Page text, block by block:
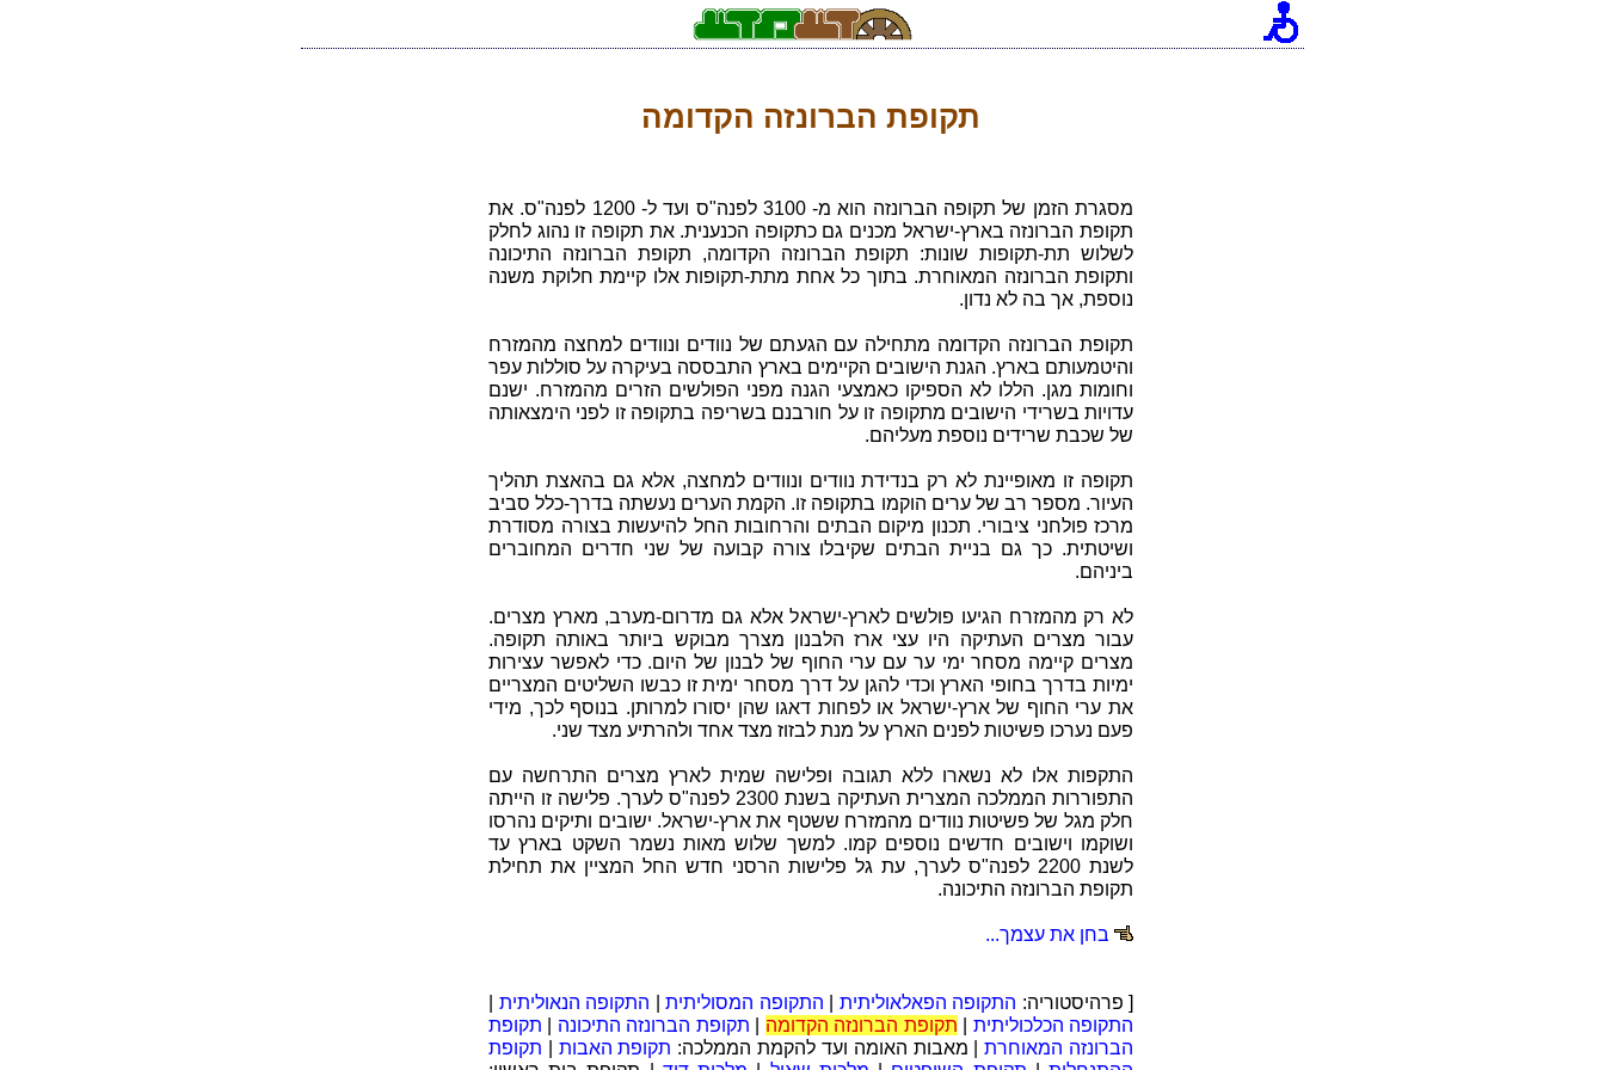
תקופת הברונזה הקדומה
מסגרת הזמן של תקופה הברונזה הוא מ- 3100 לפנה"ס ועד ל- 1200 לפנה"ס. את
תקופת הברונזה בארץ-ישראל מכנים גם כתקופה הכנענית. את תקופה זו נהוג לחלק
לשלוש תת-תקופות שונות: תקופת הברונזה הקדומה, תקופת הברונזה התיכונה
ותקופת הברונזה המאוחרת. בתוך כל אחת מתת-תקופות אלו קיימת חלוקת משנה
נוספת, אך בה לא נדון.
תקופת הברונזה הקדומה מתחילה עם הגעתם של נוודים ונוודים למחצה מהמזרח
והיטמעותם בארץ. הגנת הישובים הקיימים בארץ התבססה בעיקרה על סוללות עפר
וחומות מגן. הללו לא הספיקו כאמצעי הגנה מפני הפולשים הזרים מהמזרח. ישנם
עדויות בשרידי הישובים מתקופה זו על חורבנם בשריפה בתקופה זו לפני הימצאותה
של שכבת שרידים נוספת מעליהם.
תקופה זו מאופיינת לא רק בנדידת נוודים ונוודים למחצה, אלא גם בהאצת תהליך
העיור. מספר רב של ערים הוקמו בתקופה זו. הקמת הערים נעשתה בדרך-כלל סביב
מרכז פולחני ציבורי. תכנון מיקום הבתים והרחובות החל להיעשות בצורה מסודרת
ושיטתית. כך גם בניית הבתים שקיבלו צורה קבועה של שני חדרים המחוברים
ביניהם.
לא רק מהמזרח הגיעו פולשים לארץ-ישראל אלא גם מדרום-מערב, מארץ מצרים.
עבור מצרים העתיקה היו עצי ארז הלבנון מצרך מבוקש ביותר באותה תקופה.
מצרים קיימה מסחר ימי ער עם ערי החוף של לבנון של היום. כדי לאפשר עצירות
ימיות בדרך בחופי הארץ וכדי להגן על דרך מסחר ימית זו כבשו השליטים המצריים
את ערי החוף של ארץ-ישראל או לפחות דאגו שהן יסורו למרותן. בנוסף לכך, מידי
פעם נערכו פשיטות לפנים הארץ על מנת לבזוז מצד אחד ולהרתיע מצד שני.
התקפות אלו לא נשארו ללא תגובה ופלישה שמית לארץ מצרים התרחשה עם
התפוררות הממלכה המצרית העתיקה בשנת 2300 לפנה"ס לערך. פלישה זו הייתה
חלק מגל של פשיטות נוודים מהמזרח ששטף את ארץ-ישראל. ישובים ותיקים נהרסו
ושוקמו וישובים חדשים נוספים קמו. למשך שלוש מאות נשמר השקט בארץ עד
לשנת 2200 לפנה"ס לערך, עת גל פלישות הרסני חדש החל המציין את תחילת
תקופת הברונזה התיכונה.
בחן את עצמך...
[ פרהיסטוריה: התקופה הפאלאוליתית התקופה המסוליתית התקופה הנאוליתית
התקופה הכלכוליתית
תקופת הברונזה הקדומה תקופת הברונזה התיכונה
תקופת
הברונזה המאוחרת| מאבות האומה ועד להקמת הממלכה: תקופת האבות
תקופת